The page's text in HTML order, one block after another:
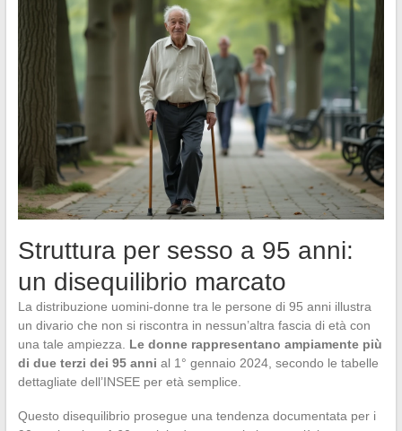
Struttura per sesso a 95 anni:
un disequilibrio marcato
La distribuzione uomini-donne tra le persone di 95 anni illustra
un divario che non si riscontra in nessun’altra fascia di età con
una tale ampiezza. Le donne rappresentano ampiamente più
di due terzi dei 95 anni al 1° gennaio 2024, secondo le tabelle
dettagliate dell’INSEE per età semplice.
Questo disequilibrio prosegue una tendenza documentata per i